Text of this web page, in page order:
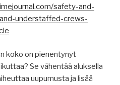
safety-and-
understaffed-crews-
koko on pienentynyt
Se vähentää aluksella
uupumusta ja lisää